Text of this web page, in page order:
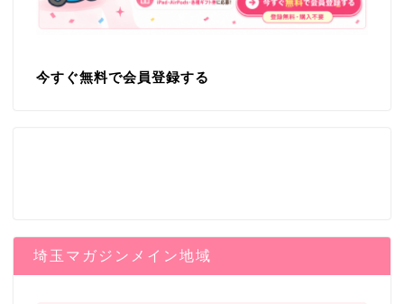
今すぐ無料で会員登録する
埼玉マガジンメイン地域